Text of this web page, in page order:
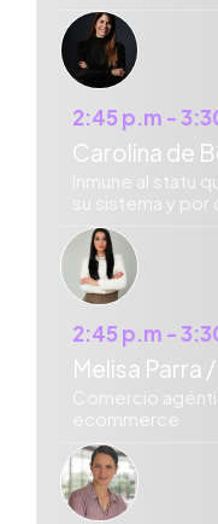
2:45 p.m -
Carolina de
Inmune al statu
su sistema y
2:45 p.m -
Melisa Parra
Comercio
ecommerce